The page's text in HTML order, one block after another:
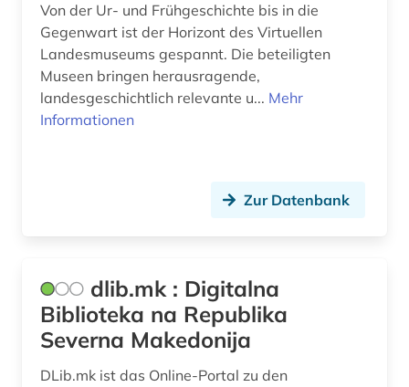
Von der Ur- und Frühgeschichte bis in die
Gegenwart ist der Horizont des Virtuellen
Landesmuseums gespannt. Die beteiligten
Museen bringen herausragende,
landesgeschichtlich relevante u... Mehr
Informationen
Zur Datenbank
dlib.mk : Digitalna
Biblioteka na Republika
Severna Makedonija
DLib.mk ist das Online-Portal zu den